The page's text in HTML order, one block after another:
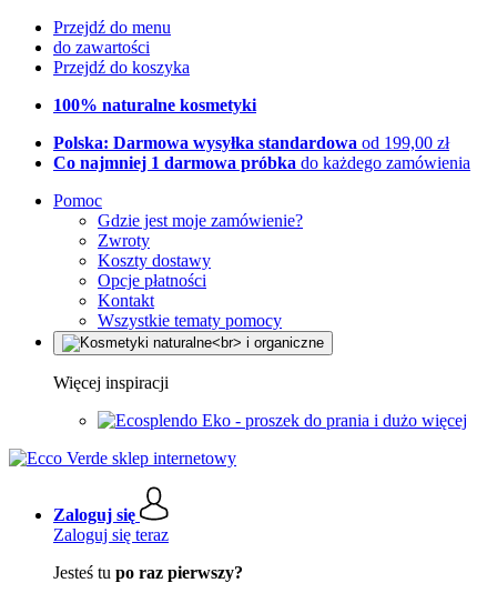
Przejdź do menu
do zawartości
Przejdź do koszyka
100% naturalne kosmetyki
Polska: Darmowa wysyłka standardowa od 199,00 zł
Co najmniej 1 darmowa próbka do każdego zamówienia
Pomoc
Gdzie jest moje zamówienie?
Zwroty
Koszty dostawy
Opcje płatności
Kontakt
Wszystkie tematy pomocy
Więcej inspiracji
Eko - proszek do prania i dużo więcej
Zaloguj się
Zaloguj się teraz
Jesteś tu po raz pierwszy?